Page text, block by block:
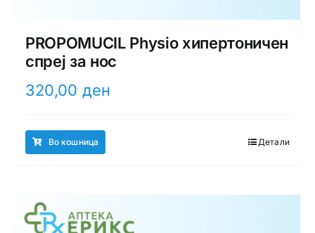
PROPOMUCIL Physio хипертоничен
спреј за нос
320,00 ден
Во кошница Детали